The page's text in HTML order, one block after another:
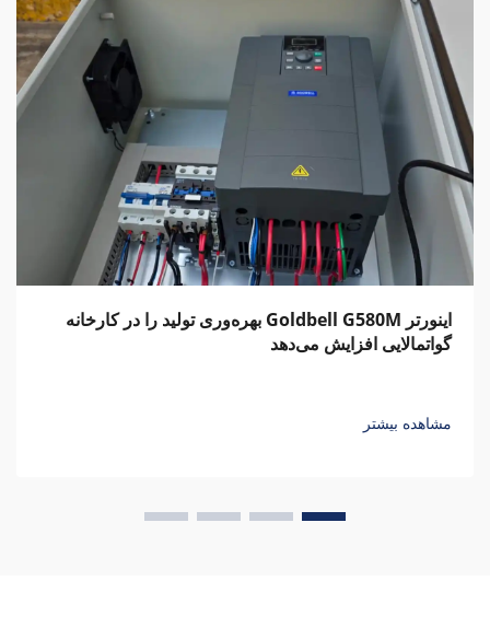
اینورتر Goldbell G580M بهره‌وری تولید را در کارخانه
گواتمالایی افزایش می‌دهد
مشاهده بیشتر